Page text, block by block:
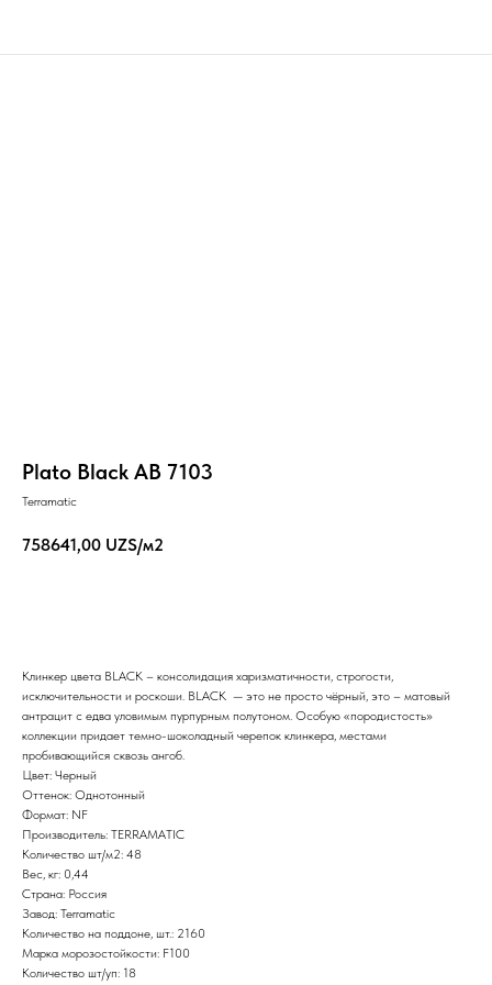
Plato Black AB 7103
Terramatic
758641,00 UZS/м2
Клинкер цвета BLACK – консолидация харизматичности, строгости,
исключительности и роскоши. BLACK — это не просто чёрный, это – матовый
антрацит с едва уловимым пурпурным полутоном. Особую «породистость»
коллекции придает темно-шоколадный черепок клинкера, местами
пробивающийся сквозь ангоб.
Цвет: Черный
Оттенок: Однотонный
Формат: NF
Производитель: TERRAMATIC
Количество шт/м2: 48
Вес, кг: 0,44
Страна: Россия
Завод: Terramatic
Количество на поддоне, шт.: 2160
Марка морозостойкости: F100
Количество шт/уп: 18